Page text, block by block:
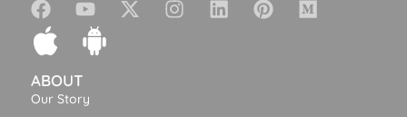
ABOUT
Our Story